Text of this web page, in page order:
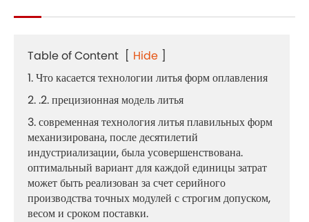
Table of Content [ Hide ]
1. Что касается технологии литья форм оплавления
2. .2. прецизионная модель литья
3. современная технология литья плавильных форм
механизирована, после десятилетий
индустриализации, была усовершенствована.
оптимальный вариант для каждой единицы затрат
может быть реализован за счет серийного
производства точных модулей с строгим допуском,
весом и сроком поставки.